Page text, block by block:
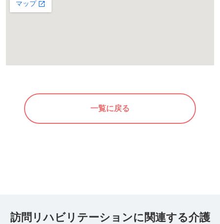
一覧に戻る
訪問リハビリテーションに関連する介護